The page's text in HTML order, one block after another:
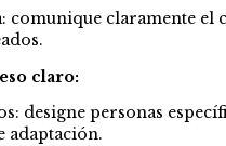
comunique claramente el
claro:
designe personas
adaptación.